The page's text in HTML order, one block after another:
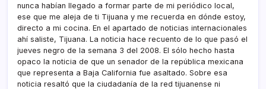
nunca habí­an llegado a formar parte de mi periódico local,
ese que me aleja de ti Tijuana y me recuerda en dónde estoy,
directo a mi cocina. En el apartado de noticias internacionales
ahí­ saliste, Tijuana. La noticia hace recuento de lo que pasó el
jueves negro de la semana 3 del 2008. El sólo hecho hasta
opaco la noticia de que un senador de la república mexicana
que representa a Baja California fue asaltado. Sobre esa
noticia resaltó que la ciudadaní­a de la red tijuanense ni